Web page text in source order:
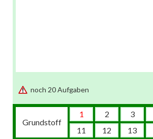
noch 20 Aufgaben
Grundstoff
1 2 3
11
12 13